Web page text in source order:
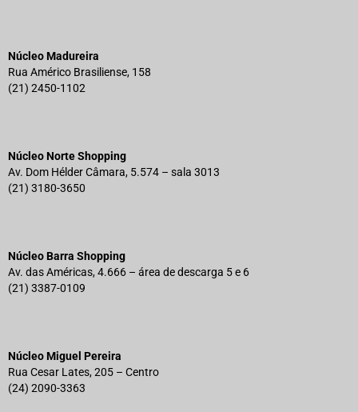
Núcleo Madureira
Rua Américo Brasiliense, 158
(21) 2450-1102
Núcleo Norte Shopping
Av. Dom Hélder Câmara, 5.574 – sala 3013
(21) 3180-3650
Núcleo Barra Shopping
Av. das Américas, 4.666 – área de descarga 5 e 6
(21) 3387-0109
Núcleo Miguel Pereira
Rua Cesar Lates, 205 – Centro
(24) 2090-3363